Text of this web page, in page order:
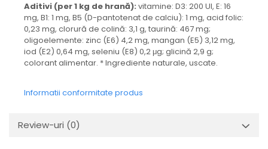
Aditivi (per 1 kg de hrană): vitamine: D3: 200 UI, E: 16
mg, B1: 1 mg, B5 (D-pantotenat de calciu): 1 mg, acid folic:
0,23 mg, clorură de colină: 3,1 g, taurină: 467 mg;
oligoelemente: zinc (E6) 4,2 mg, mangan (E5) 3,12 mg,
iod (E2) 0,64 mg, seleniu (E8) 0,2 μg; glicină 2,9 g;
colorant alimentar. * Ingrediente naturale, uscate.
Informatii conformitate produs
Review-uri (0)